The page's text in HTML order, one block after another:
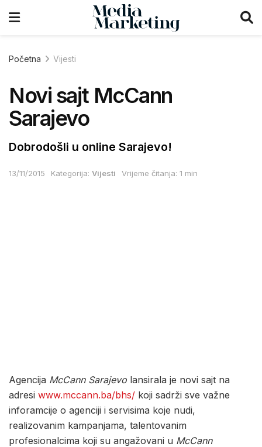
Početna Vijesti
Novi sajt McCann
Sarajevo
Dobrodošli u online Sarajevo!
13/11/2015 Kategorija: Vijesti Vrijeme čitanja: 1 min
Agencija McCann Sarajevo lansirala je novi sajt na
adresi www.mccann.ba/bhs/ koji sadrži sve važne
inforamcije o agenciji i servisima koje nudi,
realizovanim kampanjama, talentovanim
profesionalcima koji su angažovani u McCann